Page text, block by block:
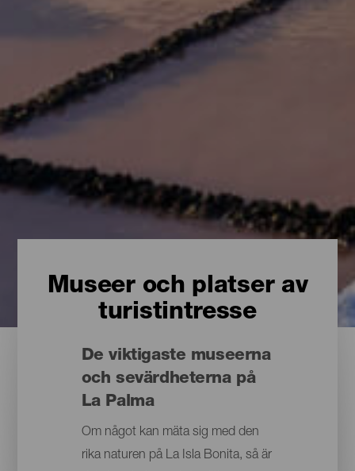
Museer och platser av
turistintresse
De viktigaste museerna
och sevärdheterna på
La Palma
Om något kan mäta sig med den
rika naturen på La Isla Bonita, så är